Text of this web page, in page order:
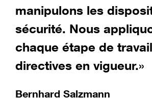
manipulons les
sécurité. Nous
chaque étape de
directives en vigueur.»
Bernhard Salzmann